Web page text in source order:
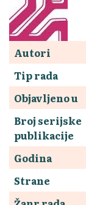
Autori
Tip rada
Objavljeno u
Broj serijske
publikacije
Godina
Strane